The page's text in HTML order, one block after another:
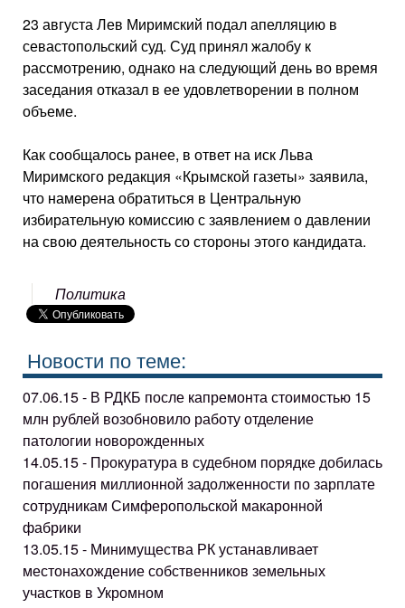
23 августа Лев Миримский подал апелляцию в
севастопольский суд. Суд принял жалобу к
рассмотрению, однако на следующий день во время
заседания отказал в ее удовлетворении в полном
объеме.
Как сообщалось ранее, в ответ на иск Льва
Миримского редакция «Крымской газеты» заявила,
что намерена обратиться в Центральную
избирательную комиссию с заявлением о давлении
на свою деятельность со стороны этого кандидата.
Политика
Новости по теме:
07.06.15 - В РДКБ после капремонта стоимостью 15
млн рублей возобновило работу отделение
патологии новорожденных
14.05.15 - Прокуратура в судебном порядке добилась
погашения миллионной задолженности по зарплате
сотрудникам Симферопольской макаронной
фабрики
13.05.15 - Минимущества РК устанавливает
местонахождение собственников земельных
участков в Укромном